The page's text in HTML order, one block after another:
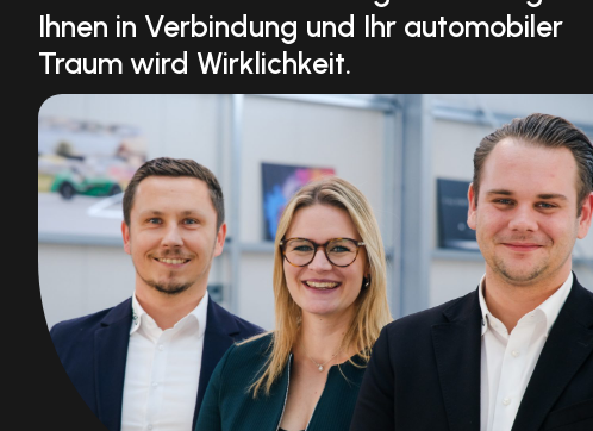
Ihnen in Verbindung und Ihr automobiler
Traum wird Wirklichkeit.